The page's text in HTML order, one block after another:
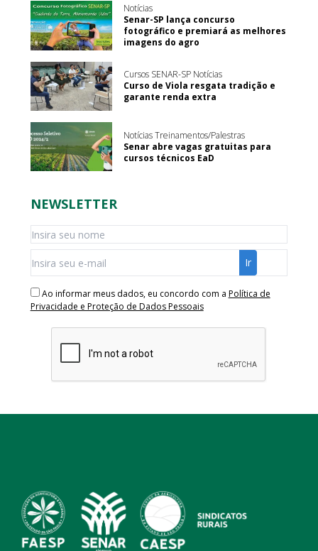
Notícias
Senar-SP lança concurso
fotográfico e premiará as melhores
imagens do agro
Cursos SENAR-SP Notícias
Curso de Viola resgata tradição e
garante renda extra
Notícias Treinamentos/Palestras
Senar abre vagas gratuitas para
cursos técnicos EaD
NEWSLETTER
Ao informar meus dados, eu concordo com a Política de
Privacidade e Proteção de Dados Pessoais